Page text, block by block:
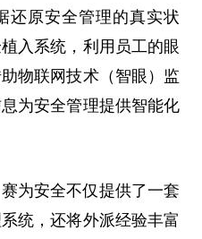
还原安全管理的真实状
入系统，利用员工的眼
物联网技术（智眼）监
为安全管理提供智能化
为安全不仅提供了一套
统，还将外派经验丰富